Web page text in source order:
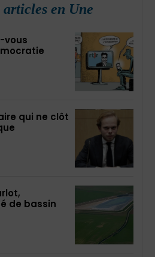
en Une
vous
qui ne clôt
de bassin